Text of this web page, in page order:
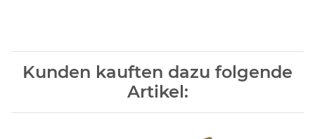
Kunden kauften dazu folgende
Artikel: